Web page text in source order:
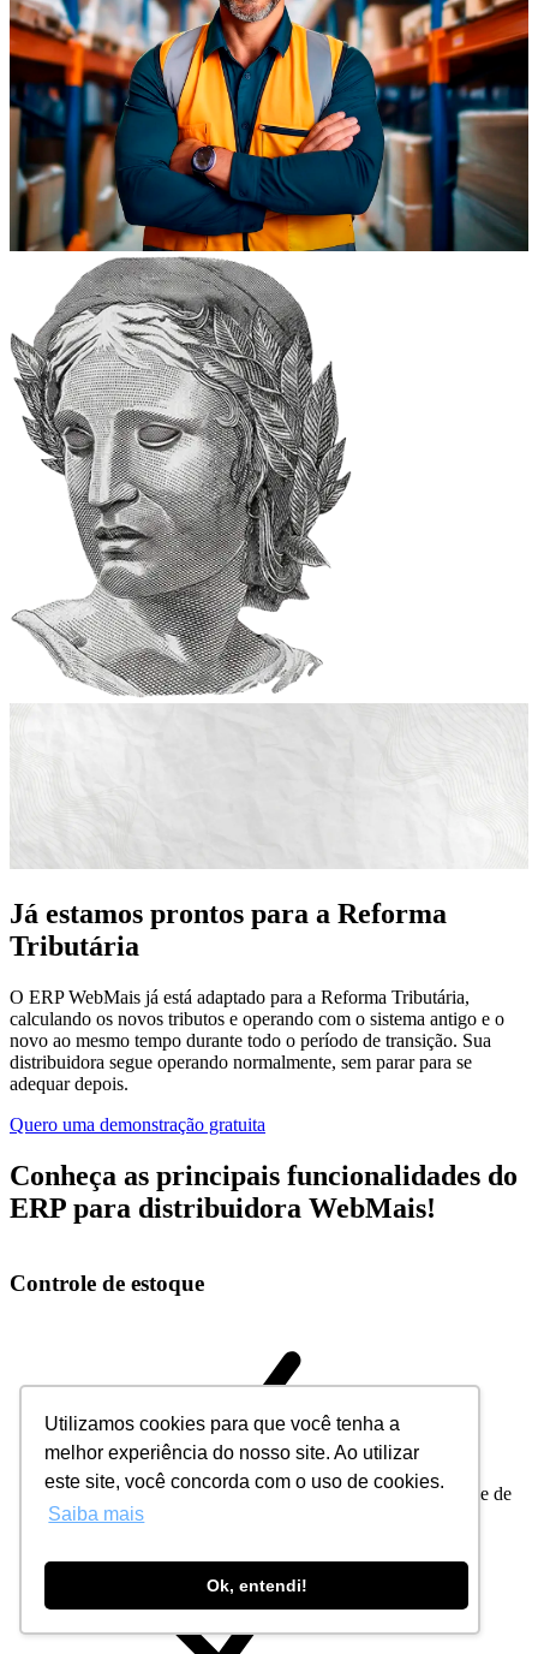
Utilizamos cookies para que você tenha a
melhor experiência do nosso site. Ao utilizar
este site, você concorda com o uso de cookies.
Saiba mais
Ok, entendi!
Já estamos prontos para a Reforma
Tributária
O ERP WebMais já está adaptado para a Reforma Tributária,
calculando os novos tributos e operando com o sistema antigo e o
novo ao mesmo tempo durante todo o período de transição. Sua
distribuidora segue operando normalmente, sem parar para se
adequar depois.
Quero uma demonstração gratuita
Conheça as principais funcionalidades do
ERP para distribuidora WebMais!
Controle de estoque
Controle de
lote e validade